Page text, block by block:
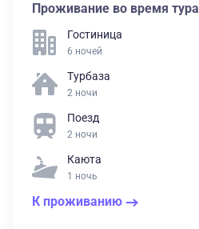
Проживание во время тура
Гостиница
6 ночей
Турбаза
2 ночи
Поезд
2 ночи
Каюта
1 ночь
К проживанию